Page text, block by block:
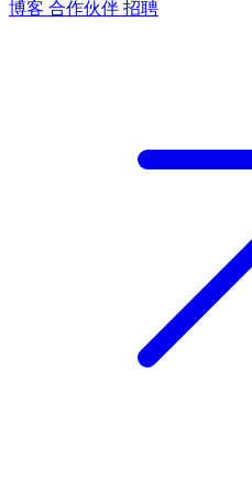
博客 合作伙伴 招聘